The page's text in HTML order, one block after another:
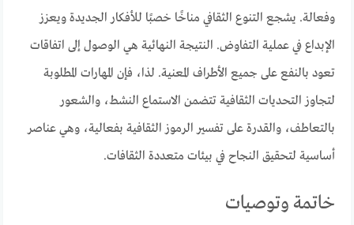
وفعالة. يشجع التنوع الثقافي مناخًا خصبًا للأفكار الجديدة ويعزز
الإبداع في عملية التفاوض. النتيجة النهائية هي الوصول إلى اتفاقات
تعود بالنفع على جميع الأطراف المعنية. لذا، فإن المهارات المطلوبة
لتجاوز التحديات الثقافية تتضمن الاستماع النشط، والشعور
بالتعاطف، والقدرة على تفسير الرموز الثقافية بفعالية، وهي عناصر
أساسية لتحقيق النجاح في بيئات متعددة الثقافات.
خاتمة وتوصيات